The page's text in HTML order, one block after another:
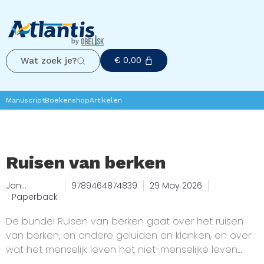
Wat zoek je? € 0,00
ManuscriptBoekenshopArtikelen
Ruisen van berken
Jan
Kleefstra
9789464874839
29 May 2026
Paperback
De bundel Ruisen van berken gaat over het ruisen
van berken, en andere geluiden en klanken, en over
wat het menselijk leven het niet-menselijke leven